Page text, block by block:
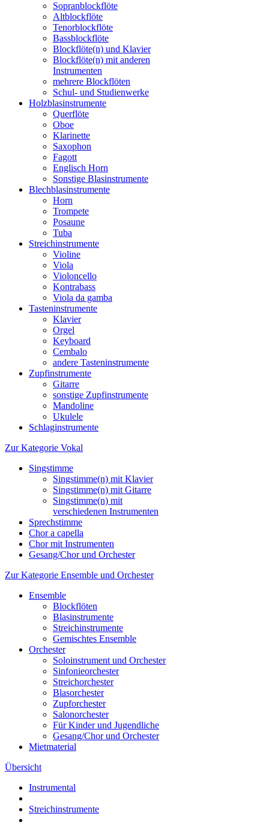
Sopranblockflöte
Altblockflöte
Tenorblockflöte
Bassblockflöte
Blockflöte(n) und Klavier
Blockflöte(n) mit anderen
Instrumenten
mehrere Blockflöten
Schul- und Studienwerke
Holzblasinstrumente
Querflöte
Oboe
Klarinette
Saxophon
Fagott
Englisch Horn
Sonstige Blasinstrumente
Blechblasinstrumente
Horn
Trompete
Posaune
Tuba
Streichinstrumente
Violine
Viola
Violoncello
Kontrabass
Viola da gamba
Tasteninstrumente
Klavier
Orgel
Keyboard
Cembalo
andere Tasteninstrumente
Zupfinstrumente
Gitarre
sonstige Zupfinstrumente
Mandoline
Ukulele
Schlaginstrumente
Zur Kategorie Vokal
Singstimme
Singstimme(n) mit Klavier
Singstimme(n) mit Gitarre
Singstimme(n) mit
verschiedenen Instrumenten
Sprechstimme
Chor a capella
Chor mit Instrumenten
Gesang/Chor und Orchester
Zur Kategorie Ensemble und Orchester
Ensemble
Blockflöten
Blasinstrumente
Streichinstrumente
Gemischtes Ensemble
Orchester
Soloinstrument und Orchester
Sinfonieorchester
Streichorchester
Blasorchester
Zupforchester
Salonorchester
Für Kinder und Jugendliche
Gesang/Chor und Orchester
Mietmaterial
Übersicht
Instrumental
Streichinstrumente